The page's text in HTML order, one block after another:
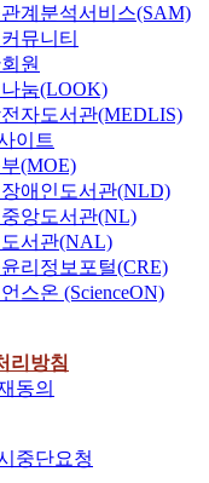
계분석서비스(SAM)
뮤니티
원
눔(LOOK)
자도서관(MEDLIS)
이트
(MOE)
애인도서관(NLD)
앙도서관(NL)
서관(NAL)
리정보포털(CRE)
스온 (ScienceON)
리방침
동의
중단요청